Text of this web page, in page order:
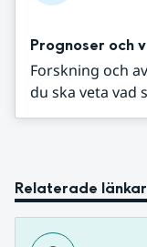
Prognoser och
Forskning och
du ska veta vad
Relaterade länkar